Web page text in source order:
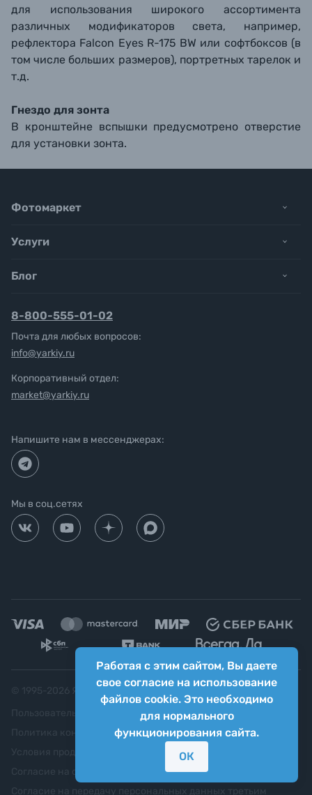
для использования широкого ассортимента
различных модификаторов света, например,
рефлектора Falcon Eyes R-175 BW или софтбоксов (в
том числе больших размеров), портретных тарелок и
т.д.
Гнездо для зонта
В кронштейне вспышки предусмотрено отверстие
для установки зонта.
Работая с этим сайтом, Вы даете
свое согласие на использование
файлов cookie. Это необходимо
для нормального
функционирования сайта.
ОК
Фотомаркет
Услуги
Блог
8-800-555-01-02
Почта для любых вопросов:
info@yarkiy.ru
Корпоративный отдел:
market@yarkiy.ru
Напишите нам в мессенджерах:
Мы в соц.сетях
Яркий фотомаркет ("Яркий Мир")
Пользовательское соглашение
Политика конфиденциальности
Согласие на обработку персональных данных
Согласие на передачу персональных данных третьим